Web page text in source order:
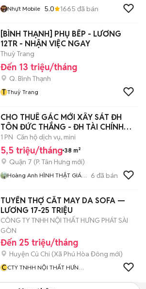
Nhựt Mobile 5.0 1665 đã bán
[BÌNH THẠNH] PHỤ BẾP - LƯƠNG
12TR - NHẬN VIỆC NGAY
Thuỳ Trang
Đến 13 triệu/tháng
Q. Bình Thạnh
T Thuỳ Trang
CHO THUÊ GÁC MỚI XÂY SÁT ĐH
TÔN ĐỨC THẮNG - ĐH TÀI CHÍNH
MARKETING UFM
1 PN Căn hộ dịch vụ, mini
5,5 triệu/tháng 38 m²
Quận 7 (P. Tân Hưng mới)
Hoàng Anh HÌNH THẬT GIÁ
6 đã bán
TUYỂN THỢ CẮT MAY DA SOFA —
LƯƠNG 17-25 TRIỆU
CÔNG TY TNHH NỘI THẤT HƯNG PHÁT SÀI
GÒN
Đến 25 triệu/tháng
Huyện Củ Chi (Xã Phú Hòa Đông mới)
CCTY TNHH NỘI THẤT HƯNG